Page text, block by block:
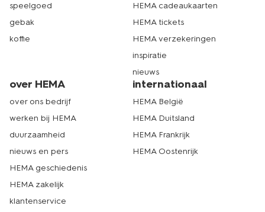
speelgoed
gebak
koffie
HEMA cadeaukaarten
HEMA tickets
HEMA verzekeringen
inspiratie
nieuws
over HEMA
over ons bedrijf
werken bij HEMA
duurzaamheid
nieuws en pers
HEMA geschiedenis
HEMA zakelijk
klantenservice
internationaal
HEMA België
HEMA Duitsland
HEMA Frankrijk
HEMA Oostenrijk